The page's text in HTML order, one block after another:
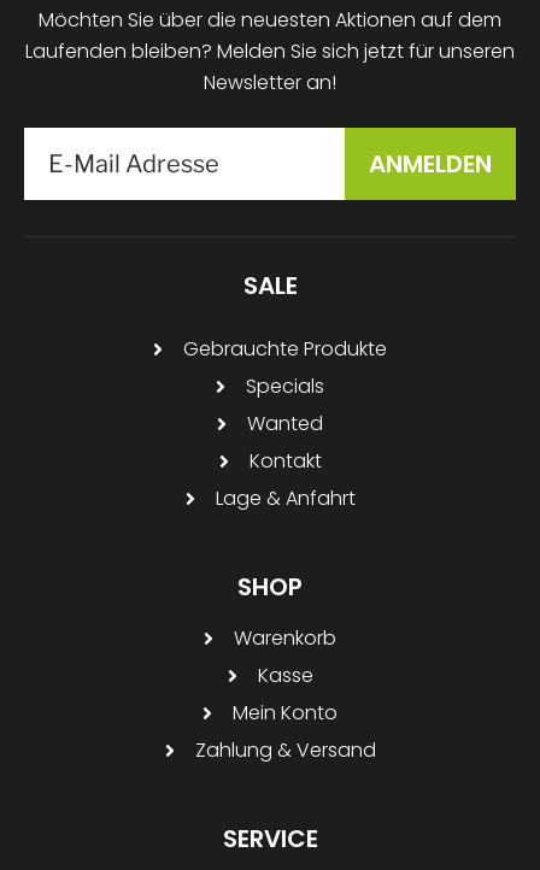
Möchten Sie über die neuesten Aktionen auf dem
Laufenden bleiben? Melden Sie sich jetzt für unseren
Newsletter an!
SALE
Gebrauchte Produkte
Specials
Wanted
Kontakt
Lage & Anfahrt
SHOP
Warenkorb
Kasse
Mein Konto
Zahlung & Versand
SERVICE